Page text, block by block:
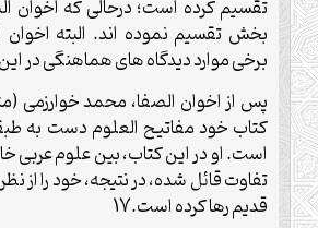
تقسيم كرده است؛ درحالى كه اخوان
بخش تقسيم نموده اند. البته اخوان
برخى موارد ديدگاه هاى هماهنگى در
كتاب خود مفاتيح العلوم دست به
است. او در اين كتاب، بين علوم عربى
تفاوت قائل شده، در نتيجه، خود را از
قديم رها كرده است.17